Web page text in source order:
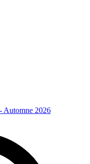
Automne 2026